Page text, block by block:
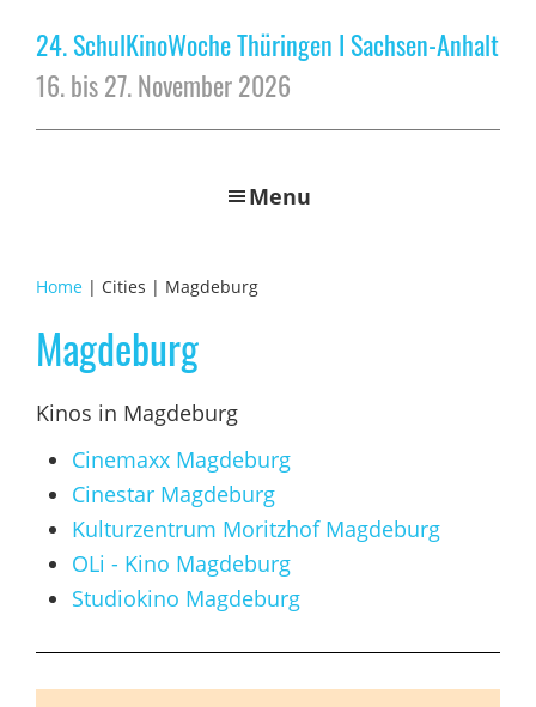
24. SchulKinoWoche Thüringen I Sachsen-Anhalt
16. bis 27. November 2026
Menu
Home | Cities | Magdeburg
Magdeburg
Kinos in Magdeburg
Cinemaxx Magdeburg
Cinestar Magdeburg
Kulturzentrum Moritzhof Magdeburg
OLi - Kino Magdeburg
Studiokino Magdeburg